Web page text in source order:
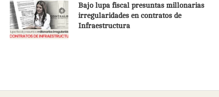
Bajo lupa fiscal presuntas millonarias
irregularidades en contratos de
Infraestructura